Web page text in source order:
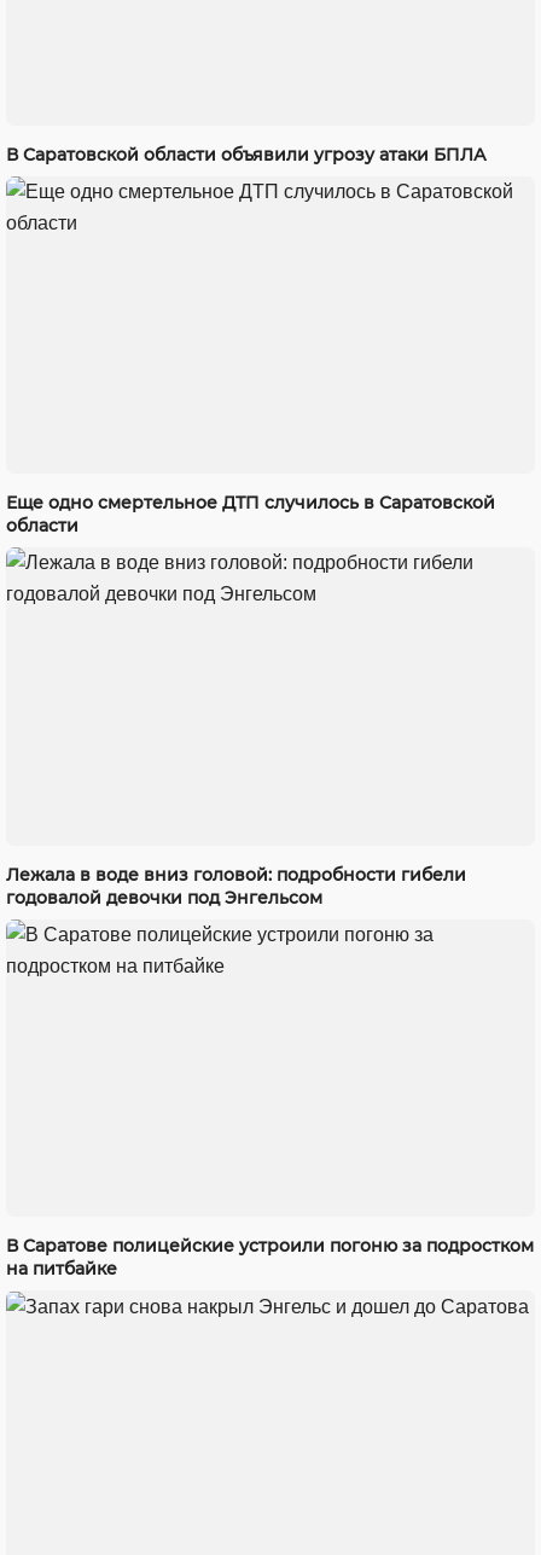
В Саратовской области объявили угрозу атаки БПЛА
Еще одно смертельное ДТП случилось в Саратовской
области
Лежала в воде вниз головой: подробности гибели
годовалой девочки под Энгельсом
В Саратове полицейские устроили погоню за подростком
на питбайке